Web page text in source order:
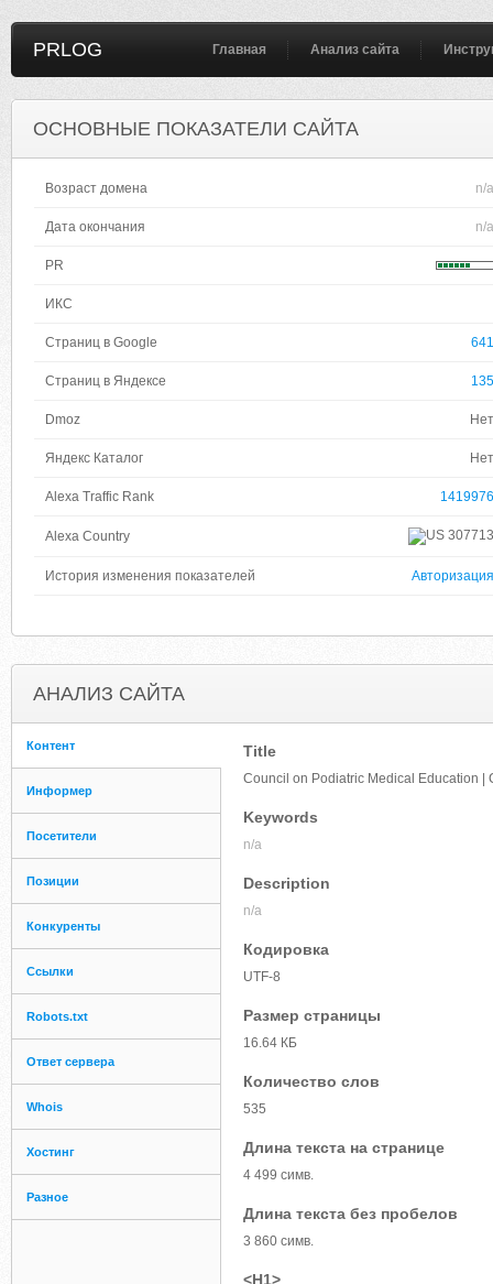
PRLOG Главная Анализ сайта
ОСНОВНЫЕ ПОКАЗАТЕЛИ САЙТА
Возраст домена n/a
Дата окончания n/a
PR
ИКС
Страниц в Google 641
Страниц в Яндексе 135
Dmoz Нет
Яндекс Каталог Нет
Alexa Traffic Rank 1419976
Alexa Country 307713
История изменения показателей Авторизация
АНАЛИЗ САЙТА
Контент
Информер
Посетители
Позиции
Конкуренты
Ссылки
Robots.txt
Ответ сервера
Whois
Хостинг
Разное
Title
Council on Podiatric Medical Education |
Keywords
n/a
Description
n/a
Кодировка
UTF-8
Размер страницы
16.64 КБ
Количество слов
535
Длина текста на странице
4 499 симв.
Длина текста без пробелов
3 860 симв.
<H1>